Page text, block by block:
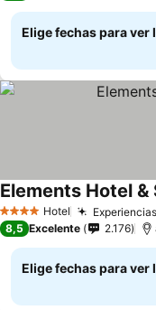
Elige fechas para
4 EstrellasHotel
Elements Hotel
8,5 Excelente 2.176
Elige fechas para